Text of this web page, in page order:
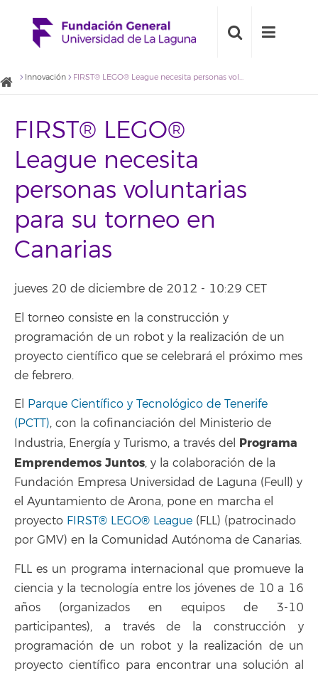
Innovación FIRST® LEGO® League necesita personas voluntarias para su torneo en Canarias
FIRST® LEGO®
League necesita
personas voluntarias
para su torneo en
Canarias
jueves 20 de diciembre de 2012 - 10:29 CET
El torneo consiste en la construcción y
programación de un robot y la realización de un
proyecto científico que se celebrará el próximo mes
de febrero.
El Parque Científico y Tecnológico de Tenerife
(PCTT), con la cofinanciación del Ministerio de
Industria, Energía y Turismo, a través del Programa
Emprendemos Juntos, y la colaboración de la
Fundación Empresa Universidad de Laguna (Feull) y
el Ayuntamiento de Arona, pone en marcha el
proyecto FIRST® LEGO® League (FLL) (patrocinado
por GMV) en la Comunidad Autónoma de Canarias.
FLL es un programa internacional que promueve la
ciencia y la tecnología entre los jóvenes de 10 a 16
años (organizados en equipos de 3-10
participantes), a través de la construcción y
programación de un robot y la realización de un
proyecto científico para encontrar una solución al